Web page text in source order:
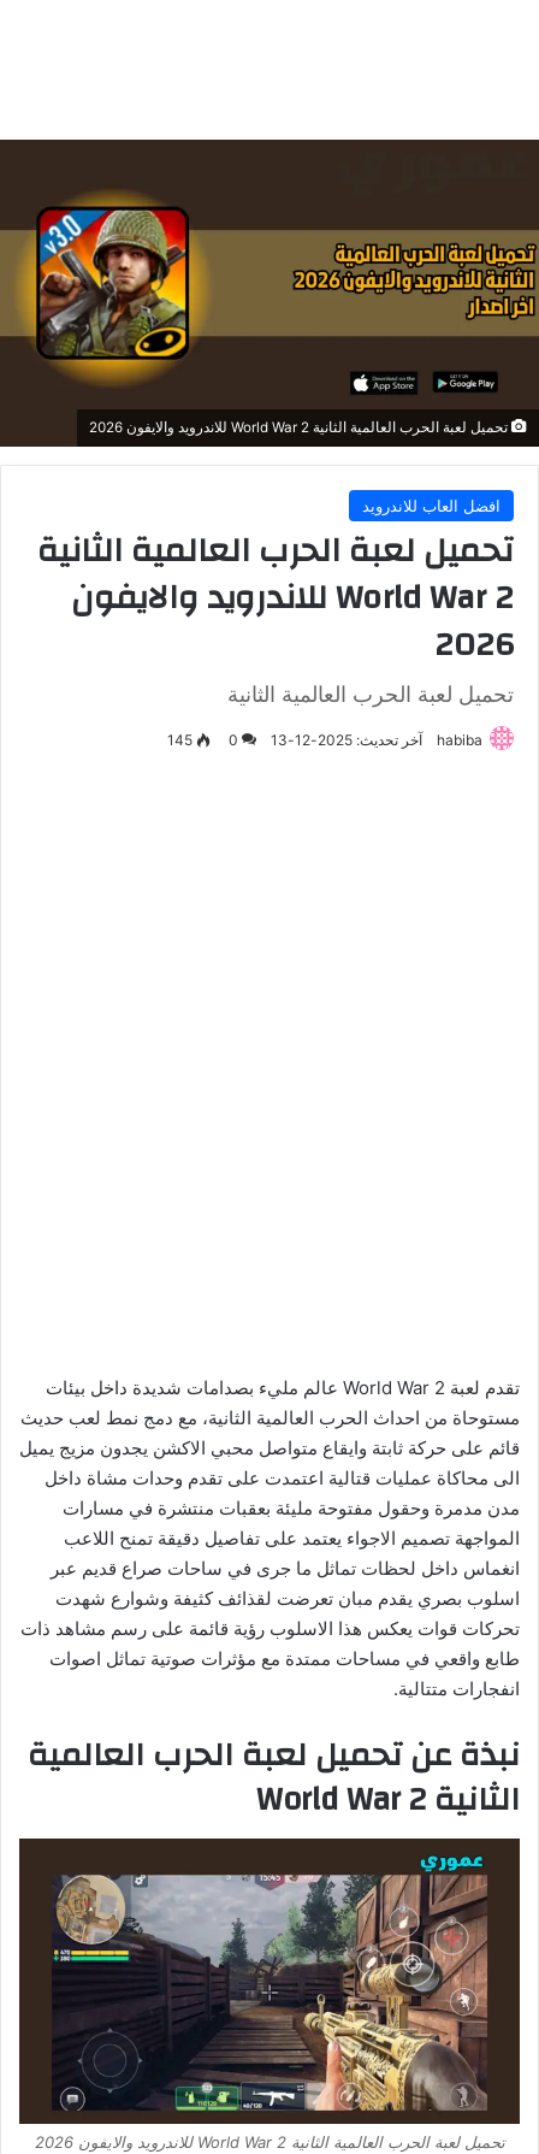
تحميل لعبة الحرب العالمية الثانية World War 2 للاندرويد والايفون 2026
افضل العاب للاندرويد
تحميل لعبة الحرب العالمية الثانية
World War 2 للاندرويد والايفون
2026
تحميل لعبة الحرب العالمية الثانية
habiba آخر تحديث: 2025-12-13 0
145
تقدم لعبة World War 2 عالم مليء بصدامات شديدة داخل بيئات
مستوحاة من احداث الحرب العالمية الثانية، مع دمج نمط لعب حديث
قائم على حركة ثابتة وايقاع متواصل محبي الاكشن يجدون مزيج يميل
الى محاكاة عمليات قتالية اعتمدت على تقدم وحدات مشاة داخل
مدن مدمرة وحقول مفتوحة مليئة بعقبات منتشرة في مسارات
المواجهة تصميم الاجواء يعتمد على تفاصيل دقيقة تمنح اللاعب
انغماس داخل لحظات تماثل ما جرى في ساحات صراع قديم عبر
اسلوب بصري يقدم مبان تعرضت لقذائف كثيفة وشوارع شهدت
تحركات قوات يعكس هذا الاسلوب رؤية قائمة على رسم مشاهد ذات
طابع واقعي في مساحات ممتدة مع مؤثرات صوتية تماثل اصوات
انفجارات متتالية.
نبذة عن تحميل لعبة الحرب العالمية
الثانية World War 2
تحميل لعبة الحرب العالمية الثانية World War 2 للاندرويد والايفون 2026